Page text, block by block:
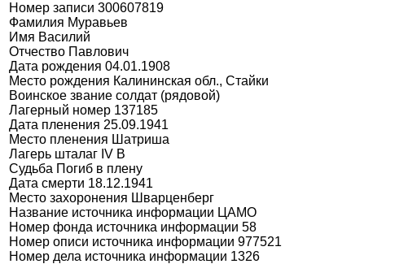
Номер записи 300607819
Фамилия Муравьев
Имя Василий
Отчество Павлович
Дата рождения 04.01.1908
Место рождения Калининская обл., Стайки
Воинское звание солдат (рядовой)
Лагерный номер 137185
Дата пленения 25.09.1941
Место пленения Шатриша
Лагерь шталаг IV B
Судьба Погиб в плену
Дата смерти 18.12.1941
Место захоронения Шварценберг
Название источника информации ЦАМО
Номер фонда источника информации 58
Номер описи источника информации 977521
Номер дела источника информации 1326